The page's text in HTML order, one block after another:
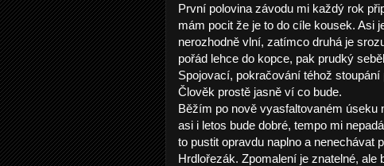
První polovina závodu mi každý rok
mám pocit že je to do cíle kousek. Asi
nerozhodně vlní, zatímco druhá je
pořád lehce do kopce, pak prudký
Spojovací, pokračování téhož
Člověk prostě jasně ví co bude.
Běžím po nově vyasfaltovaném úseku
asi i letos bude dobré, tempo mi
to pustit opravdu naplno a nenechávat
Hrdlořezák. Zpomalení je znatelné,